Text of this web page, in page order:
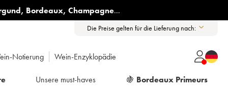
, Bordeaux, Champagne...
Die Preise gelten für die Lieferung nach:
Notierung Wein-Enzyklopädie
Unsere must-haves 🍇 Bordeaux Primeurs